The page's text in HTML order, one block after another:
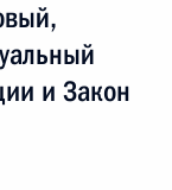
и Закон